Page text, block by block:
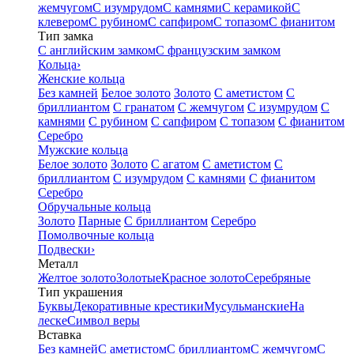
жемчугомС изумрудомС камнямиС керамикойС
клеверомС рубиномС сапфиромС топазомС фианитом
Тип замка
С английским замкомС французским замком
Кольца›
Женские кольца
Без камней Белое золото Золото С аметистом С
бриллиантом С гранатом С жемчугом С изумрудом С
камнями С рубином С сапфиром С топазом С фианитом
Серебро
Мужские кольца
Белое золото Золото С агатом С аметистом С
бриллиантом С изумрудом С камнями С фианитом
Серебро
Обручальные кольца
Золото Парные С бриллиантом Серебро
Помолвочные кольца
Подвески›
Металл
Желтое золотоЗолотыеКрасное золотоСеребряные
Тип украшения
БуквыДекоративные крестикиМусульманскиеНа
лескеСимвол веры
Вставка
Без камнейС аметистомС бриллиантомС жемчугомС